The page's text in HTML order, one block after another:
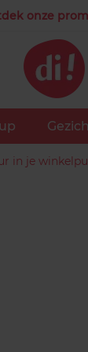
onze
in je